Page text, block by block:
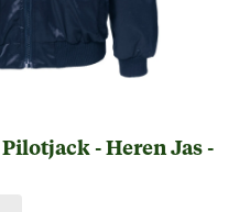
- Heren Jas -